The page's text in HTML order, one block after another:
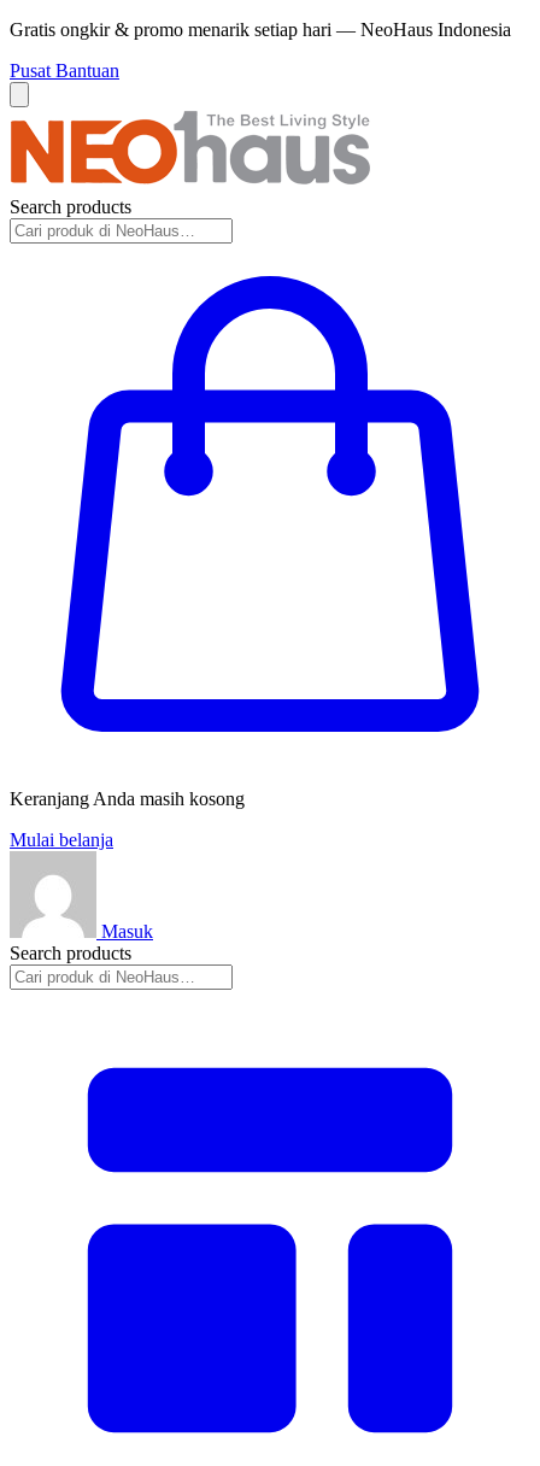
Gratis ongkir & promo menarik setiap hari — NeoHaus Indonesia
Pusat Bantuan
Search products
Keranjang Anda masih kosong
Mulai belanja
Masuk
Search products